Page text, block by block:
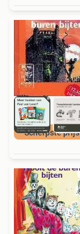
Scherpste prijs